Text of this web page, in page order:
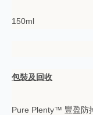
150ml
包裝及回收
Pure Plenty™ 豐盈防